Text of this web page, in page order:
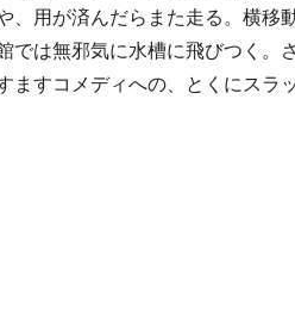
、用が済んだらまた走る。横移
では無邪気に水槽に飛びつく。
ますコメディへの、とくにスラ